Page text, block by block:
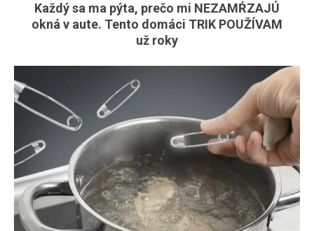
Každý sa ma pýta, prečo mi NEZAMŔZAJÚ
okná v aute. Tento domáci TRIK POUŽÍVAM
už roky